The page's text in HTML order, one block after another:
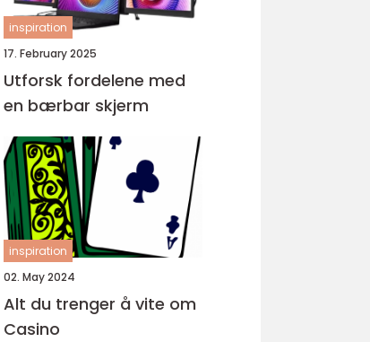
inspiration
17. February 2025
Utforsk fordelene med
en bærbar skjerm
inspiration
02. May 2024
Alt du trenger å vite om
Casino